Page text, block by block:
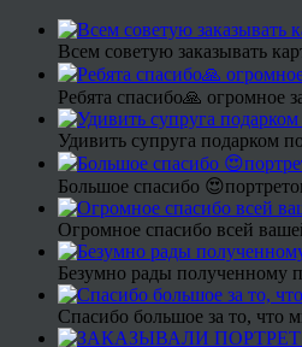
Всем советую заказывать
Ребята спасибо🙏 огромное
Удивить супруга подарком
Большое спасибо
Огромное спасибо всей
Безумно рады полученному
Спасибо большое за то, что